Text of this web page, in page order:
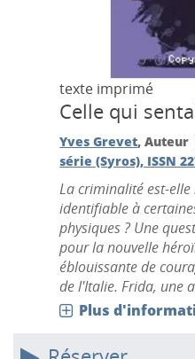
texte imprimé
Celle qui
Yves Grevet, Auteur
série (Syros), ISSN
La criminalité est-
identifiable à
physiques ? Une
pour la nouvelle
éblouissante de
de l'Italie. Frida, une
Plus